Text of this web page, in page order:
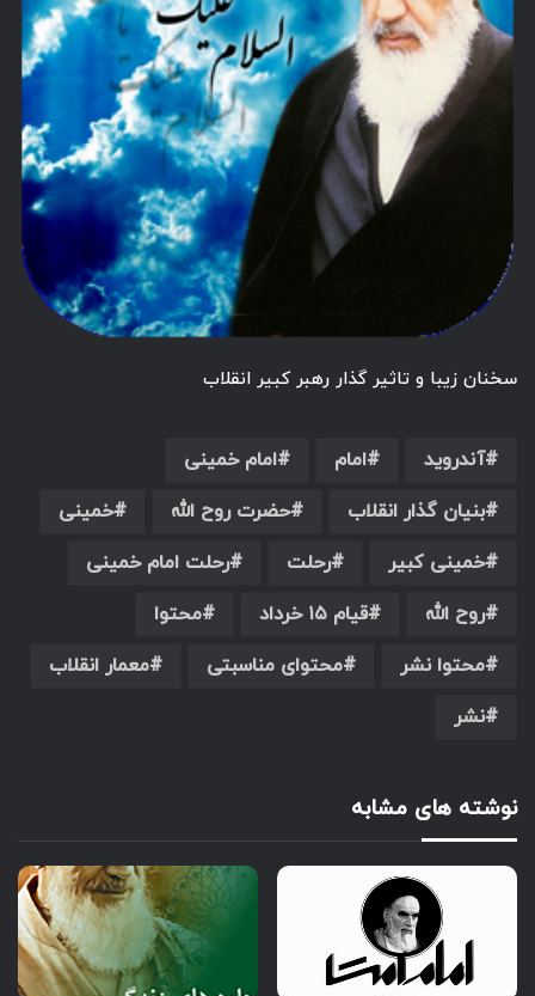
سخنان زیبا و تاثیر گذار رهبر کبیر انقلاب
آندروید امام
امام خمینی
بنیان گذار انقلاب
حضرت روح الله
خمینی
خمینی کبیر
رحلت
رحلت امام خمینی
روح الله
قیام ۱۵ خرداد
محتوا
محتوا نشر
محتوای مناسبتی
معمار انقلاب
نشر
نوشته های مشابه